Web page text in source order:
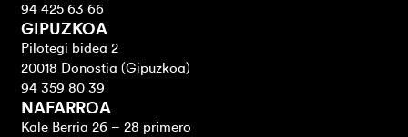
94 425 63 66
GIPUZKOA
Pilotegi bidea 2
20018 Donostia (Gipuzkoa)
94 359 80 39
NAFARROA
Kale Berria 26 – 28 primero